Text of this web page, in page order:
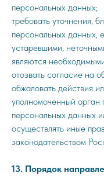
персональных данных;
требовать уточнения,
персональных данных,
устаревшими,
являются
отозвать согласие на
обжаловать действия
уполномоченный орган
персональных данных
осуществлять иные
законодательством
13. Порядок